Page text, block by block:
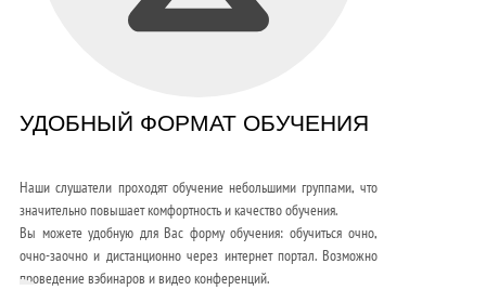
УДОБНЫЙ ФОРМАТ ОБУЧЕНИЯ
Наши слушатели проходят обучение небольшими группами, что
значительно повышает комфортность и качество обучения.
Вы можете удобную для Вас форму обучения: обучиться очно,
очно-заочно и дистанционно через интернет портал. Возможно
проведение вэбинаров и видео конференций.